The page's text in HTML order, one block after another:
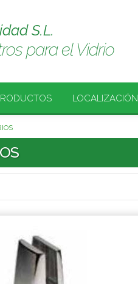
S.L.
para el Vidrio
LOCALIZACIÓN